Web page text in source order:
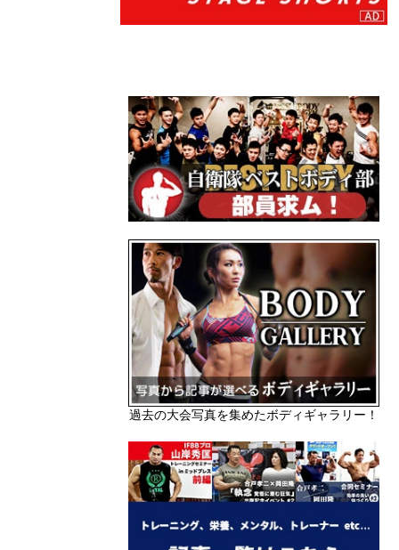
過去の大会写真を集めたボディギャラリー！